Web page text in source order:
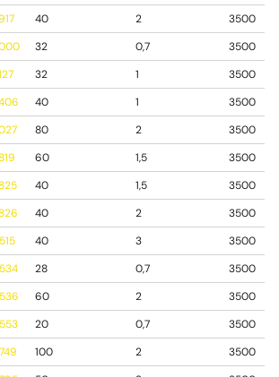
40 2
3500
32 0,7
3500
32 1
3500
40 1
3500
80 2
3500
60 1,5
3500
40 1,5
3500
40 2
3500
40 3
3500
28 0,7
3500
60 2
3500
20 0,7
3500
100 2
3500